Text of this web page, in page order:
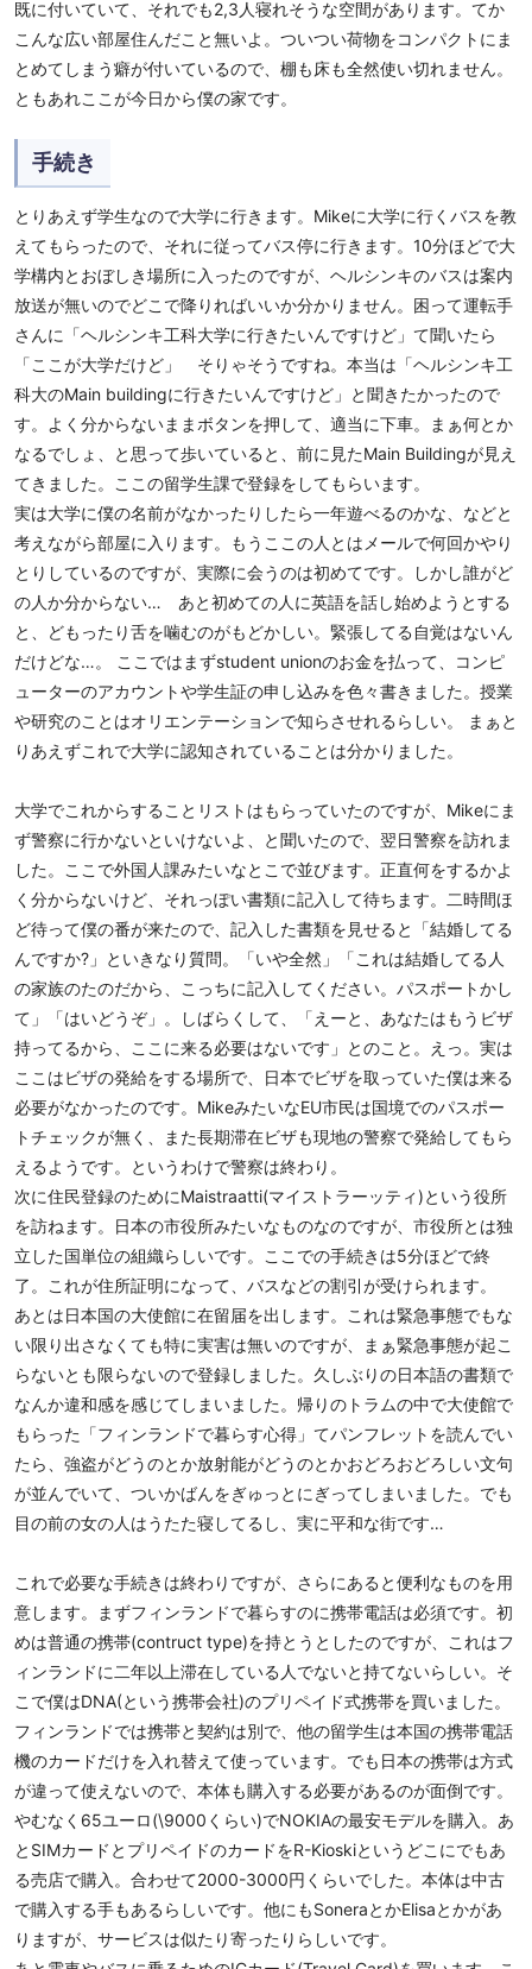
既に付いていて、それでも2,3人寝れそうな空間があります。てか
こんな広い部屋住んだこと無いよ。ついつい荷物をコンパクトにま
とめてしまう癖が付いているので、棚も床も全然使い切れません。
ともあれここが今日から僕の家です。
手続き
とりあえず学生なので大学に行きます。Mikeに大学に行くバスを教
えてもらったので、それに従ってバス停に行きます。10分ほどで大
学構内とおぼしき場所に入ったのですが、ヘルシンキのバスは案内
放送が無いのでどこで降りればいいか分かりません。困って運転手
さんに「ヘルシンキ工科大学に行きたいんですけど」て聞いたら
「ここが大学だけど」 そりゃそうですね。本当は「ヘルシンキ工
科大のMain buildingに行きたいんですけど」と聞きたかったので
す。よく分からないままボタンを押して、適当に下車。まぁ何とか
なるでしょ、と思って歩いていると、前に見たMain Buildingが見え
てきました。ここの留学生課で登録をしてもらいます。
実は大学に僕の名前がなかったりしたら一年遊べるのかな、などと
考えながら部屋に入ります。もうここの人とはメールで何回かやり
とりしているのですが、実際に会うのは初めてです。しかし誰がど
の人か分からない… あと初めての人に英語を話し始めようとする
と、どもったり舌を噛むのがもどかしい。緊張してる自覚はないん
だけどな…。 ここではまずstudent unionのお金を払って、コンピ
ューターのアカウントや学生証の申し込みを色々書きました。授業
や研究のことはオリエンテーションで知らさせれるらしい。 まぁと
りあえずこれで大学に認知されていることは分かりました。
大学でこれからすることリストはもらっていたのですが、Mikeにま
ず警察に行かないといけないよ、と聞いたので、翌日警察を訪れま
した。ここで外国人課みたいなとこで並びます。正直何をするかよ
く分からないけど、それっぽい書類に記入して待ちます。二時間ほ
ど待って僕の番が来たので、記入した書類を見せると「結婚してる
んですか?」といきなり質問。「いや全然」「これは結婚してる人
の家族のたのだから、こっちに記入してください。パスポートかし
て」「はいどうぞ」。しばらくして、「えーと、あなたはもうビザ
持ってるから、ここに来る必要はないです」とのこと。えっ。実は
ここはビザの発給をする場所で、日本でビザを取っていた僕は来る
必要がなかったのです。MikeみたいなEU市民は国境でのパスポー
トチェックが無く、また長期滞在ビザも現地の警察で発給してもら
えるようです。というわけで警察は終わり。
次に住民登録のためにMaistraatti(マイストラーッティ)という役所
を訪ねます。日本の市役所みたいなものなのですが、市役所とは独
立した国単位の組織らしいです。ここでの手続きは5分ほどで終
了。これが住所証明になって、バスなどの割引が受けられます。
あとは日本国の大使館に在留届を出します。これは緊急事態でもな
い限り出さなくても特に実害は無いのですが、まぁ緊急事態が起こ
らないとも限らないので登録しました。久しぶりの日本語の書類で
なんか違和感を感じてしまいました。帰りのトラムの中で大使館で
もらった「フィンランドで暮らす心得」てパンフレットを読んでい
たら、強盗がどうのとか放射能がどうのとかおどろおどろしい文句
が並んでいて、ついかばんをぎゅっとにぎってしまいました。でも
目の前の女の人はうたた寝してるし、実に平和な街です…
これで必要な手続きは終わりですが、さらにあると便利なものを用
意します。まずフィンランドで暮らすのに携帯電話は必須です。初
めは普通の携帯(contruct type)を持とうとしたのですが、これはフ
ィンランドに二年以上滞在している人でないと持てないらしい。そ
こで僕はDNA(という携帯会社)のプリペイド式携帯を買いました。
フィンランドでは携帯と契約は別で、他の留学生は本国の携帯電話
機のカードだけを入れ替えて使っています。でも日本の携帯は方式
が違って使えないので、本体も購入する必要があるのが面倒です。
やむなく65ユーロ(\9000くらい)でNOKIAの最安モデルを購入。あ
とSIMカードとプリペイドのカードをR-Kioskiというどこにでもあ
る売店で購入。合わせて2000-3000円くらいでした。本体は中古
で購入する手もあるらしいです。他にもSoneraとかElisaとかがあ
りますが、サービスは似たり寄ったりらしいです。